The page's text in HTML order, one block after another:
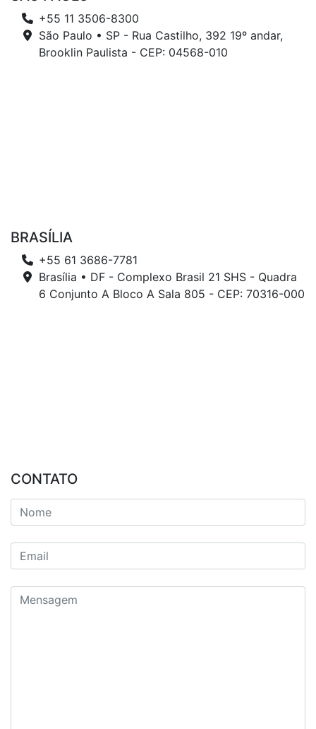
+55 11 3506-8300
São Paulo • SP - Rua Castilho, 392 19º andar,
Brooklin Paulista - CEP: 04568-010
BRASÍLIA
+55 61 3686-7781
Brasília • DF - Complexo Brasil 21 SHS - Quadra
6 Conjunto A Bloco A Sala 805 - CEP: 70316-000
CONTATO